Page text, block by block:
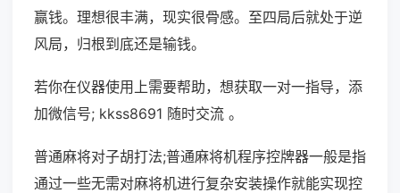
赢钱。理想很丰满，现实很骨感。至四局后就处于逆
风局，归根到底还是输钱。
若你在仪器使用上需要帮助，想获取一对一指导，添
加微信号; kkss8691 随时交流 。
普通麻将对子胡打法;普通麻将机程序控牌器一般是指
通过一些无需对麻将机进行复杂安装操作就能实现控